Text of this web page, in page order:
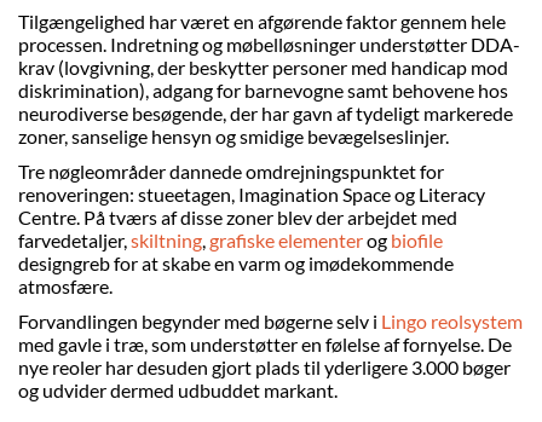
Tilgængelighed har været en afgørende faktor gennem hele
processen. Indretning og møbelløsninger understøtter DDA-
krav (lovgivning, der beskytter personer med handicap mod
diskrimination), adgang for barnevogne samt behovene hos
neurodiverse besøgende, der har gavn af tydeligt markerede
zoner, sanselige hensyn og smidige bevægelseslinjer.
Tre nøgleområder dannede omdrejningspunktet for
renoveringen: stueetagen, Imagination Space og Literacy
Centre. På tværs af disse zoner blev der arbejdet med
farvedetaljer,skiltning,grafiske elementerog biofile
designgreb for at skabe en varm og imødekommende
atmosfære.
Forvandlingen begynder med bøgerne selv i Lingo reolsystem
med gavle i træ, som understøtter en følelse af fornyelse. De
nye reoler har desuden gjort plads til yderligere 3.000 bøger
og udvider dermed udbuddet markant.